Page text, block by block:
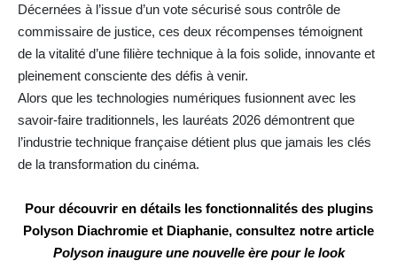
Décernées à l’issue d’un vote sécurisé sous contrôle de
commissaire de justice, ces deux récompenses témoignent
de la vitalité d’une filière technique à la fois solide, innovante et
pleinement consciente des défis à venir.
Alors que les technologies numériques fusionnent avec les
savoir-faire traditionnels, les lauréats 2026 démontrent que
l’industrie technique française détient plus que jamais les clés
de la transformation du cinéma.
Pour découvrir en détails les fonctionnalités des plugins
Polyson Diachromie et Diaphanie, consultez notre article
Polyson inaugure une nouvelle ère pour le look